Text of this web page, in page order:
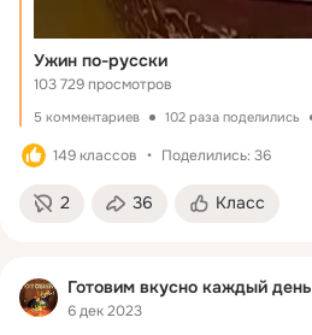
Ужин по-русски
103 729 просмотров
5 комментариев 102 раза поделились
149 классов Поделились: 36
2 36 Класс
Готовим вкусно каждый день
6 дек 2023